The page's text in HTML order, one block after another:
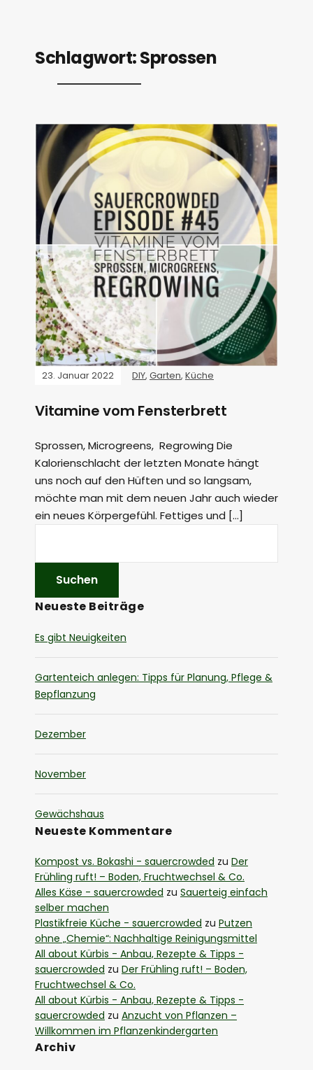
Schlagwort:Sprossen
23. Januar 2022 DIY, Garten, Küche
Vitamine vom Fensterbrett
Sprossen, Microgreens, Regrowing Die
Kalorienschlacht der letzten Monate hängt
uns noch auf den Hüften und so langsam,
möchte man mit dem neuen Jahr auch wieder
ein neues Körpergefühl. Fettiges und […]
Neueste Beiträge
Es gibt Neuigkeiten
Gartenteich anlegen: Tipps für Planung, Pflege &
Bepflanzung
Dezember
November
Gewächshaus
Neueste Kommentare
Kompost vs. Bokashi - sauercrowded zu Der
Frühling ruft! – Boden, Fruchtwechsel & Co.
Alles Käse - sauercrowded zu Sauerteig einfach
selber machen
Plastikfreie Küche - sauercrowded zu Putzen
ohne „Chemie“: Nachhaltige Reinigungsmittel
All about Kürbis - Anbau, Rezepte & Tipps -
sauercrowded zu Der Frühling ruft! – Boden,
Fruchtwechsel & Co.
All about Kürbis - Anbau, Rezepte & Tipps -
sauercrowded zu Anzucht von Pflanzen –
Willkommen im Pflanzenkindergarten
Archiv